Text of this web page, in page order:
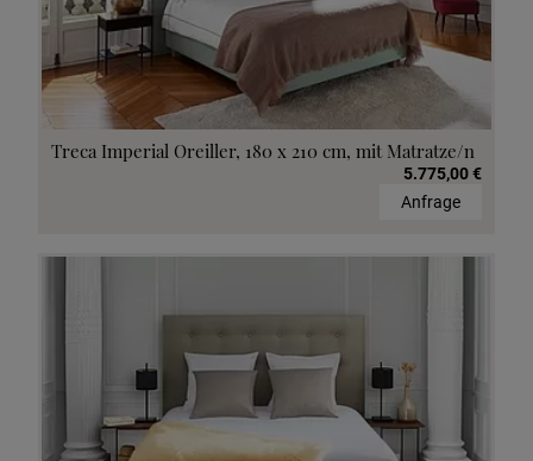
Treca Imperial Oreiller, 180 x 210 cm, mit Matratze/n
5.775,00 €
Anfrage